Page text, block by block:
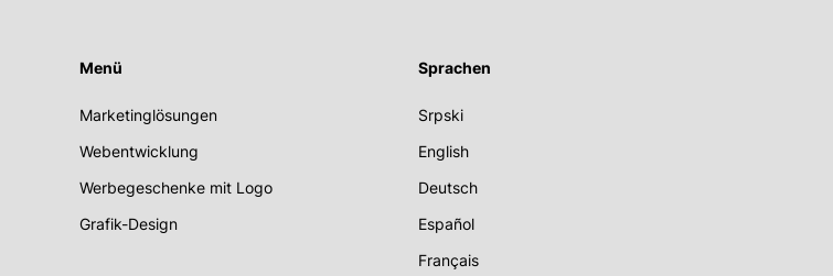
Menü
Marketinglösungen
Webentwicklung
Werbegeschenke mit Logo
Grafik-Design
Sprachen
Srpski
English
Deutsch
Español
Français